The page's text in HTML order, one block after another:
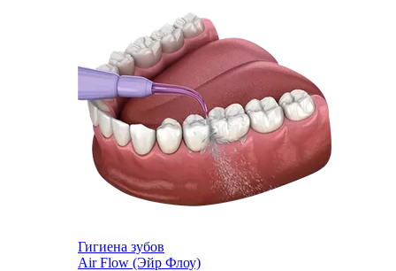
Гигиена зубов
Air Flow (Эйр Флоу)